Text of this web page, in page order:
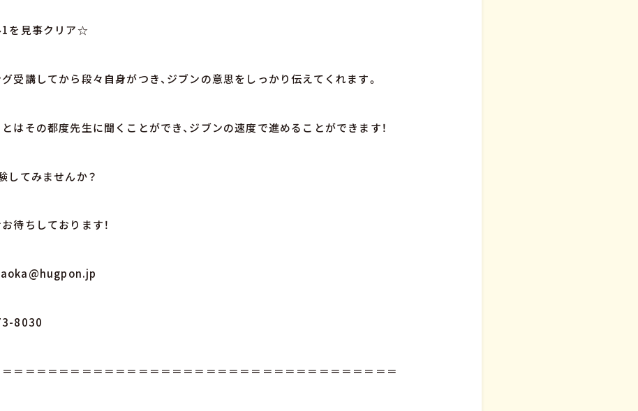
1を見事クリア☆
受講してから段々自身がつき、ジブンの意思をしっかり伝えてくれます。
はその都度先生に聞くことができ、ジブンの速度で進めることができます！
してみませんか？
待ちしております！
8030
＝＝＝＝＝＝＝＝＝＝＝＝＝＝＝＝＝＝＝＝＝＝＝＝＝＝＝＝＝＝＝＝＝＝